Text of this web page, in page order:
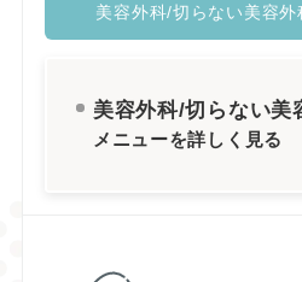
美容外科/切らない美容外
美容外科/切らない美
メニューを詳しく見る